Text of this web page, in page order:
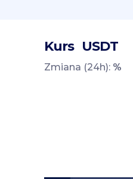
Kurs USDT
Zmiana (24h): %